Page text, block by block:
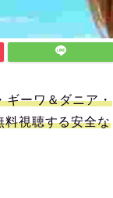
ギーワ＆ダニア・
視聴する安全な